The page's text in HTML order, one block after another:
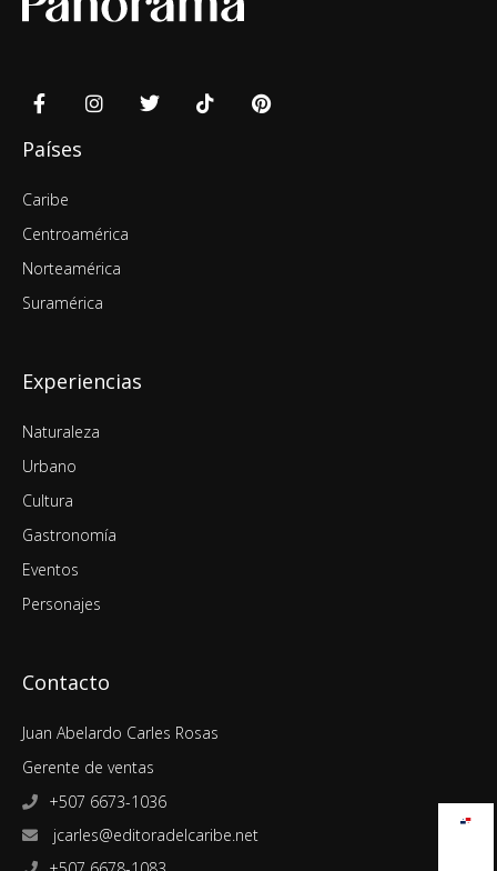
Países
Caribe
Centroamérica
Norteamérica
Suramérica
Experiencias
Naturaleza
Urbano
Cultura
Gastronomía
Eventos
Personajes
Contacto
Juan Abelardo Carles Rosas
Gerente de ventas
+507 6673-1036
jcarles@editoradelcaribe.net